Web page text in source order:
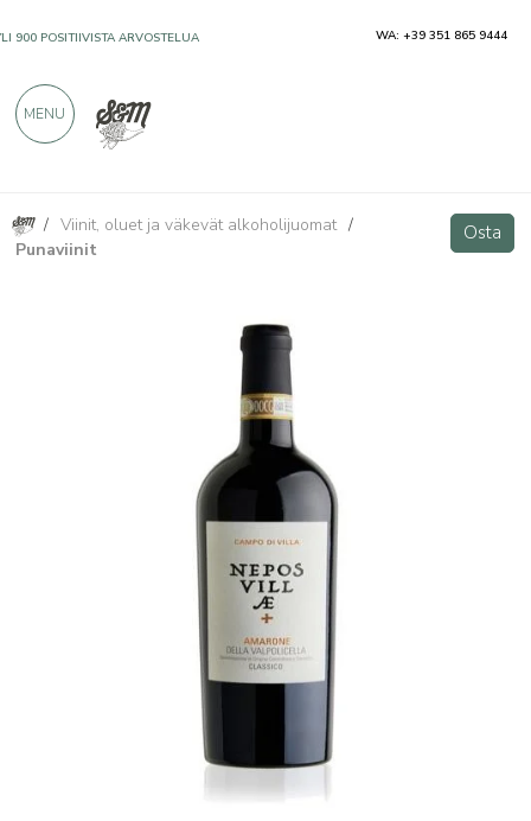
/ Viinit, oluet ja väkevät alkoholijuomat /
Punaviinit
Osta
Osta
900 POSITIIVISTA ARVOSTELUA WA: +39 351 865 9444
MENU